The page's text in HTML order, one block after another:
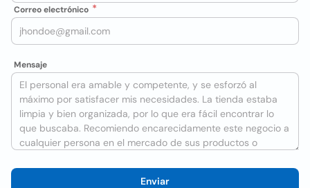
Correo electrónico
Mensaje
Enviar